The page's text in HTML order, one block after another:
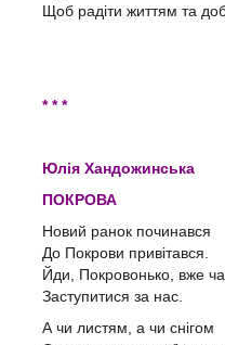
Щоб радіти життям та
* * *
Юлія Хандожинська
ПОКРОВА
Новий ранок починався
До Покрови привітався.
Йди, Покровонько, вже
Заступитися за нас.
А чи листям, а чи снігом